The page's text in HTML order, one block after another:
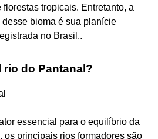
tropicais. Entretanto, a
bioma é sua planície
no Brasil..
rio do Pantanal?
essencial para o equilíbrio da
os principais rios formadores são